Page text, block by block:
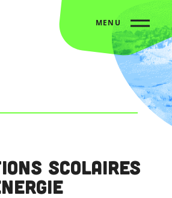
MENU
scolaires